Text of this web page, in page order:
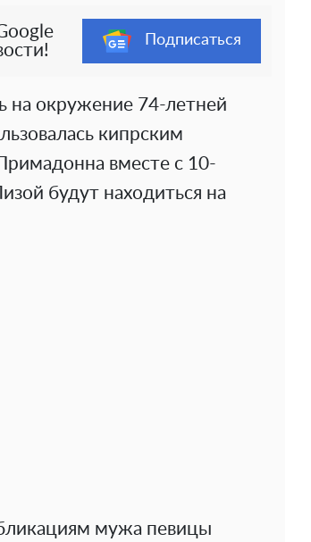
Подписаться
на окружение 74-летней
кипрским
вместе с 10-
будут находиться на
мужа певицы